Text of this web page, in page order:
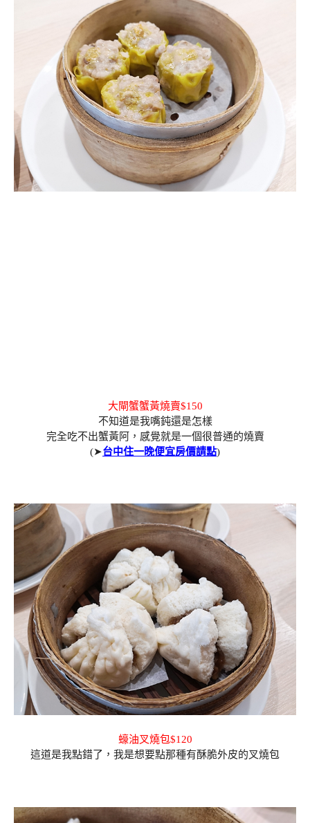
大閘蟹蟹黃燒賣$150
不知道是我嘴鈍還是怎樣
完全吃不出蟹黃阿，感覺就是一個很普通的燒賣
(➤台中住一晚便宜房價請點)
蠔油叉燒包$120
這道是我點錯了，我是想要點那種有酥脆外皮的叉燒包